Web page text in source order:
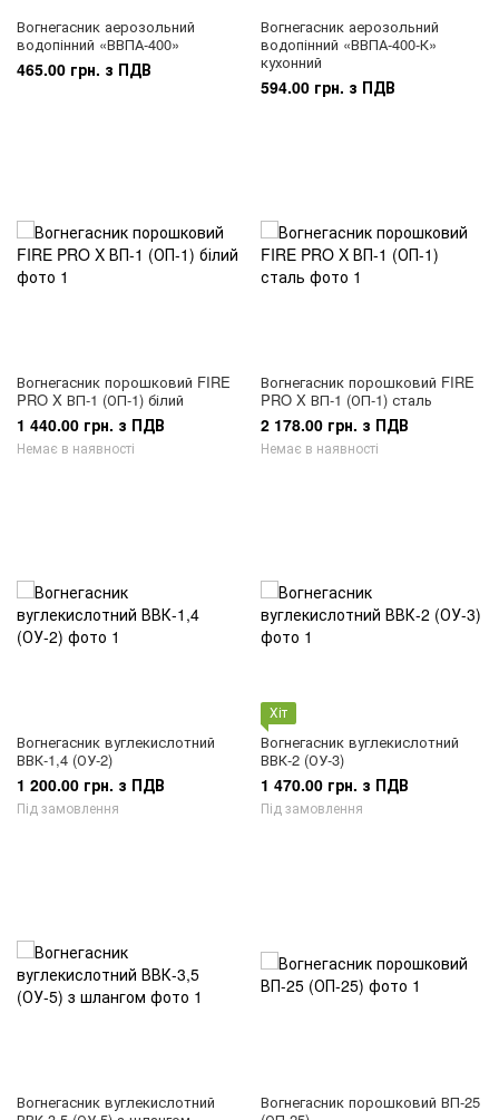
Вогнегасник аерозольний
водопінний «ВВПА-400»
465.00 грн. з ПДВ
Вогнегасник аерозольний
водопінний «ВВПА-400-К»
кухонний
594.00 грн. з ПДВ
Вогнегасник порошковий FIRE
PRO X ВП-1 (ОП-1) білий
1 440.00 грн. з ПДВ
Немає в наявності
Вогнегасник порошковий FIRE
PRO X ВП-1 (ОП-1) сталь
2 178.00 грн. з ПДВ
Немає в наявності
Вогнегасник вуглекислотний
ВВК-1,4 (ОУ-2)
1 200.00 грн. з ПДВ
Під замовлення
Хіт
Вогнегасник вуглекислотний
ВВК-2 (ОУ-3)
1 470.00 грн. з ПДВ
Під замовлення
Вогнегасник вуглекислотний
Вогнегасник порошковий ВП-25